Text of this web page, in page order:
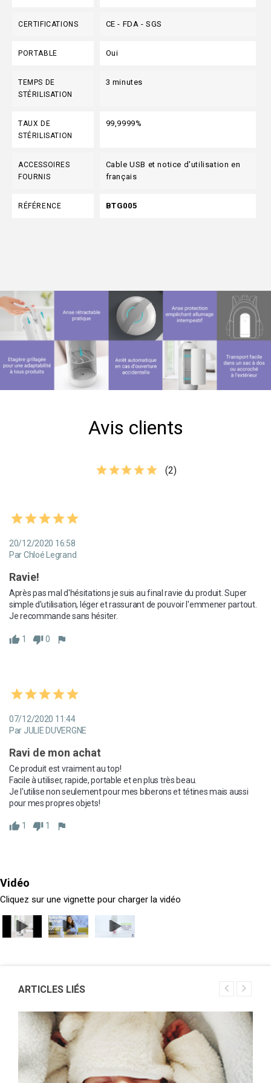
CERTIFICATIONS CE - FDA - SGS
PORTABLE Oui
TEMPS DE
STÉRILISATION
3 minutes
TAUX DE
STÉRILISATION
99,9999%
ACCESSOIRES
FOURNIS
Cable USB et notice d'utilisation en
français
RÉFÉRENCE BTG005
Avis clients
(2)
20/12/2020 16:58
Par Chloé Legrand
Ravie!
Après pas mal d'hésitations je suis au final ravie du produit. Super
simple d'utilisation, léger et rassurant de pouvoir l'emmener partout.
Je recommande sans hésiter.
thumb_up 1 thumb_down0 flag
07/12/2020 11:44
Par JULIE DUVERGNE
Ravi de mon achat
Ce produit est vraiment au top!
Facile à utiliser, rapide, portable et en plus très beau.
Je l'utilise non seulement pour mes biberons et tétines mais aussi
pour mes propres objets!
thumb_up 1 thumb_down 1 flag
Vidéo
Cliquez sur une vignette pour charger la vidéo
ARTICLES LIÉS